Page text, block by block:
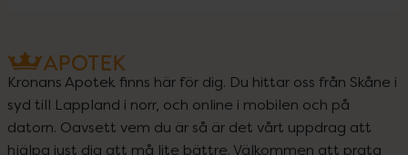
Kronans Apotek finns här för dig. Du hittar oss från Skåne i
syd till Lappland i norr, och online i mobilen och på
datorn. Oavsett vem du är så är det vårt uppdrag att
hjälpa just dig att må lite bättre. Välkommen att prata